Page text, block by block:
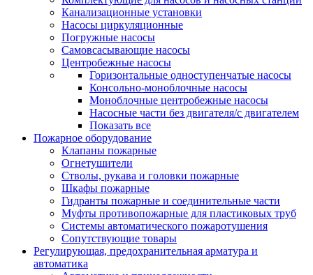
Канализационные установки
Насосы циркуляционные
Погружные насосы
Самовсасывающие насосы
Центробежные насосы
Горизонтальные одноступенчатые насосы
Консольно-моноблочные насосы
Моноблочные центробежные насосы
Насосные части без двигателя/с двигателем
Показать все
Пожарное оборудование
Клапаны пожарные
Огнетушители
Стволы, рукава и головки пожарные
Шкафы пожарные
Гидранты пожарные и соединительные части
Муфты противопожарные для пластиковых труб
Системы автоматического пожаротушения
Сопутствующие товары
Регулирующая, предохранительная арматура и
автоматика